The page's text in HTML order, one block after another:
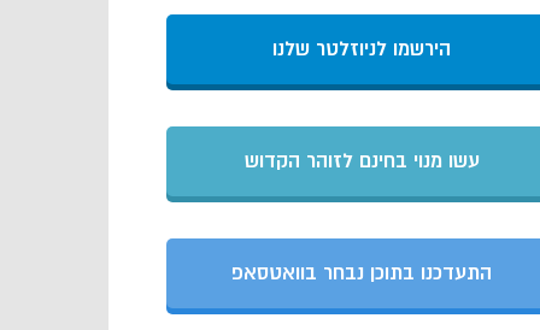
הירשמו לניוזלטר שלנו
עשו מנוי בחינם לזוהר הקדוש
התעדכנו בתוכן נבחר בוואטסאפ